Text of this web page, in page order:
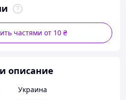
частями от 10 ₴
описание
Украина